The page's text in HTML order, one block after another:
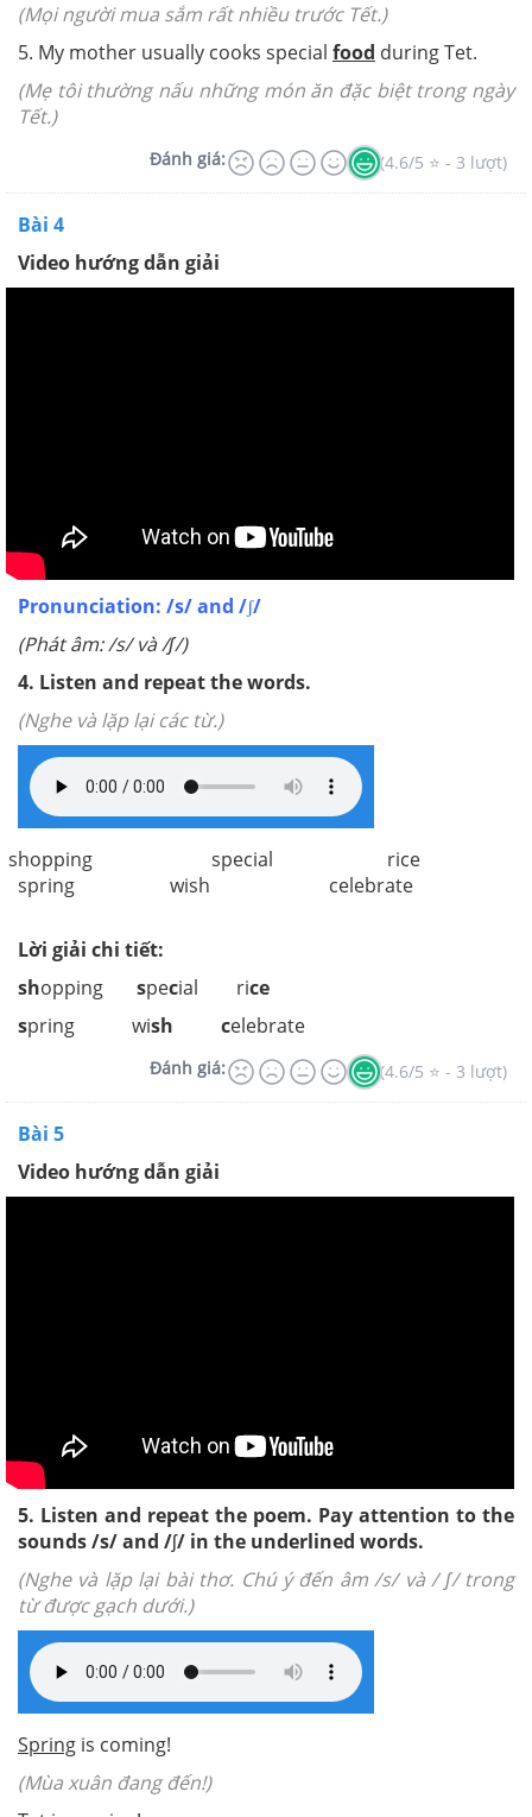
(Mọi người mua sắm rất nhiều trước Tết.)
5. My mother usually cooks special food during Tet.
(Mẹ tôi thường nấu những món ăn đặc biệt trong ngày
Tết.)
Đánh giá: (4.6/5 ⭐ - 3 lượt)
Bài 4
Video hướng dẫn giải
Pronunciation: /s/ and /ʃ/
(Phát âm: /s/ và /ʃ/)
4. Listen and repeat the words.
(Nghe và lặp lại các từ.)
shopping special rice
spring wish celebrate
Lời giải chi tiết:
shopping special rice
spring wish celebrate
Đánh giá: (4.6/5 ⭐ - 3 lượt)
Bài 5
Video hướng dẫn giải
5. Listen and repeat the poem. Pay attention to the
sounds /s/ and /ʃ/ in the underlined words.
(Nghe và lặp lại bài thơ. Chú ý đến âm /s/ và / ʃ/ trong
từ được gạch dưới.)
Spring is coming!
(Mùa xuân đang đến!)